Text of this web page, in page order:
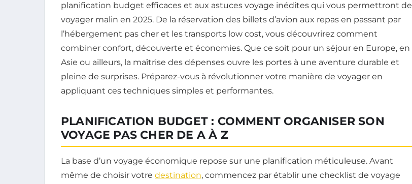
planification budget efficaces et aux astuces voyage inédites qui vous permettront de
voyager malin en 2025. De la réservation des billets d’avion aux repas en passant par
l’hébergement pas cher et les transports low cost, vous découvrirez comment
combiner confort, découverte et économies. Que ce soit pour un séjour en Europe, en
Asie ou ailleurs, la maîtrise des dépenses ouvre les portes à une aventure durable et
pleine de surprises. Préparez-vous à révolutionner votre manière de voyager en
appliquant ces techniques simples et performantes.
PLANIFICATION BUDGET : COMMENT ORGANISER SON
VOYAGE PAS CHER DE A À Z
La base d’un voyage économique repose sur une planification méticuleuse. Avant
même de choisir votre destination, commencez par établir une checklist de voyage